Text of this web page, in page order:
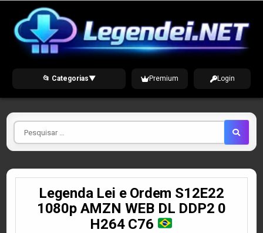
content
📂 Categorias▼ Premium Login
Pesquisar
por
Legenda Lei e Ordem S12E22
1080p AMZN WEB DL DDP2 0
H264 C76